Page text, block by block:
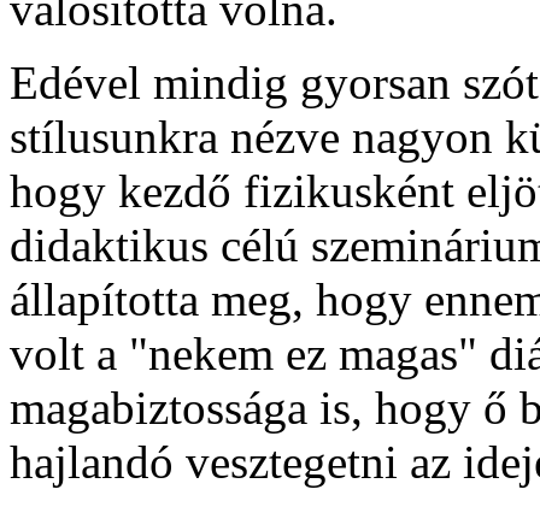
Edével mindig gyorsan
stílusunkra nézve nagyon
hogy kezdő fizikusként
didaktikus célú
állapította meg, hogy
volt a "nekem ez magas"
magabiztossága is, hogy
hajlandó vesztegetni az